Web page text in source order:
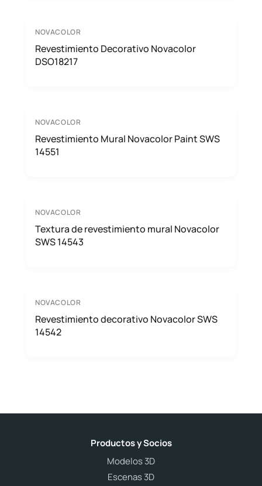
NOVACOLOR
Revestimiento Decorativo Novacolor
DSO18217
NOVACOLOR
Revestimiento Mural Novacolor Paint SWS
14551
NOVACOLOR
Textura de revestimiento mural Novacolor
SWS 14543
NOVACOLOR
Revestimiento decorativo Novacolor SWS
14542
Productos y Socios
Modelos 3D
Escenas 3D